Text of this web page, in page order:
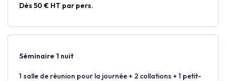
Dès 50 € HT par pers.
Séminaire 1 nuit
1 salle de réunion pour la journée + 2 collations + 1 petit-